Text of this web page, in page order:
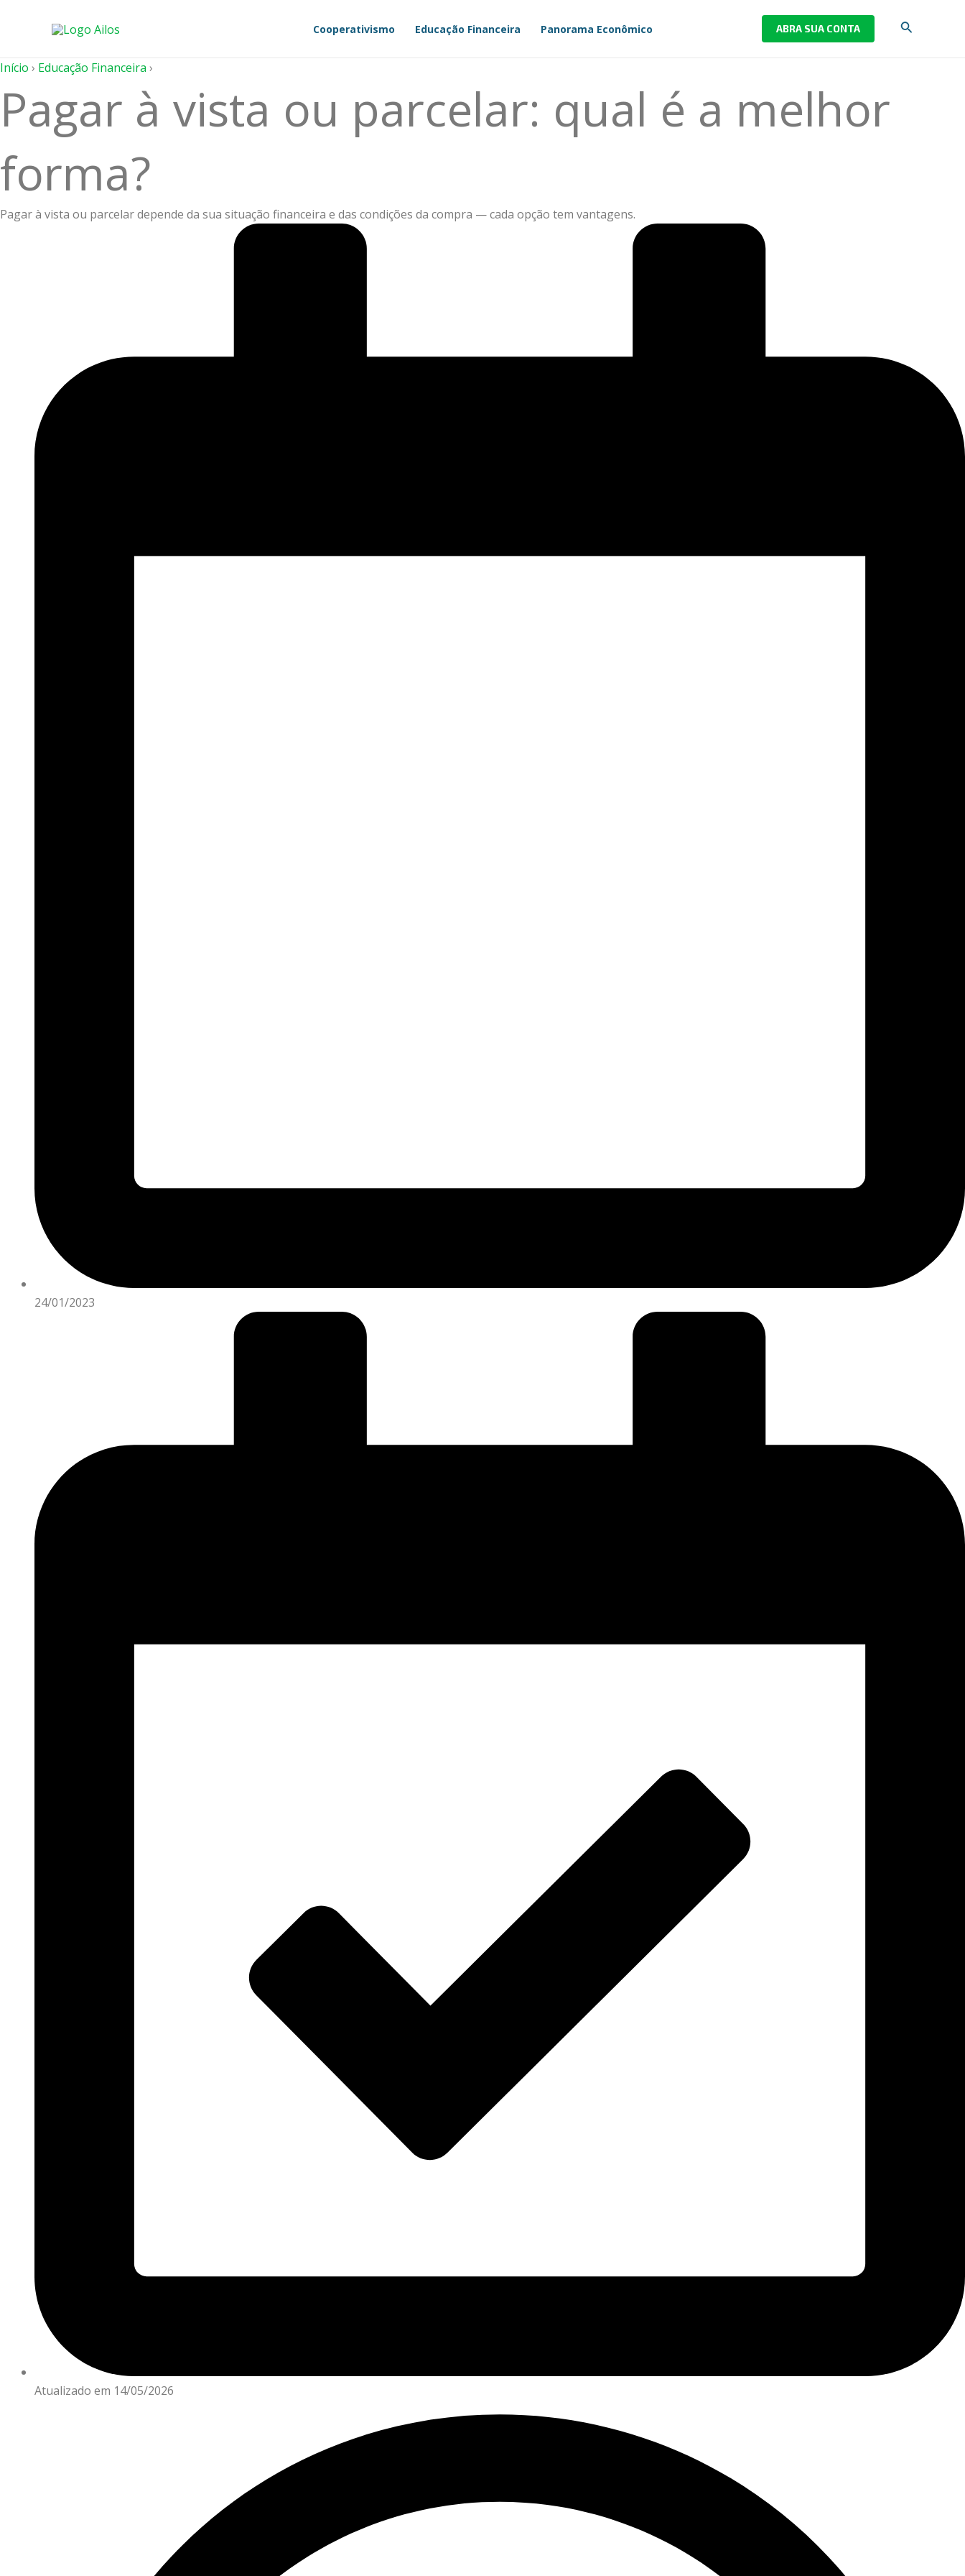
conteúdo
Cooperativismo Educação Financeira Panorama Econômico ABRA SUA CONTA Pesquisar
Início › Educação Financeira ›
Pagar à vista ou parcelar: qual é a melhor
forma?
Pagar à vista ou parcelar depende da sua situação financeira e das condições da compra — cada opção tem vantagens.
24/01/2023
Atualizado em 14/05/2026